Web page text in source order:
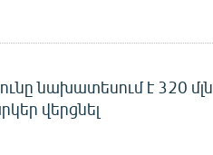
նախատեսում է 320 մլն
վերցնել